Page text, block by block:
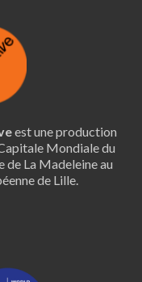
est une production
Mondiale du
de La Madeleine au
de Lille.